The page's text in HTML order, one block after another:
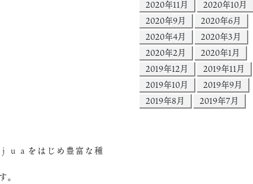
ｕａをはじめ豊富な種
2020年11月
2020年10月
2020年9月
2020年6月
2020年4月
2020年3月
2020年2月
2020年1月
2019年12月
2019年11月
2019年10月
2019年9月
2019年8月
2019年7月